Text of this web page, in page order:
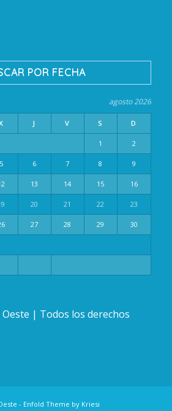
POR FECHA
agosto 2026
J V S D
1 2
5 6 7 8 9
13 14 15 16
20 21 22 23
27 28 29 30
| Todos los derechos
- Enfold Theme by Kriesi